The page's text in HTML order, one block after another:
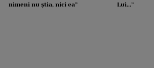
nimeni nu știa, nici ea”
Lui...”